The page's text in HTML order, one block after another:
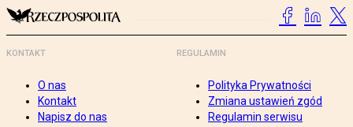
KONTAKT
O nas
Kontakt
Napisz do nas
REGULAMIN
Polityka Prywatności
Zmiana ustawień zgód
Regulamin serwisu